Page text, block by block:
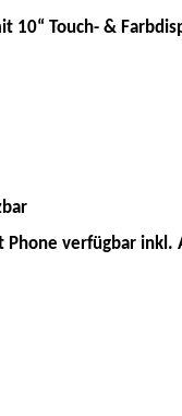
10“ Touch- &
verfügbar inkl.